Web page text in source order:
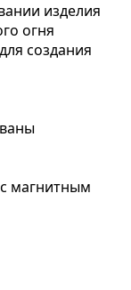
изделия
огня
создания
магнитным